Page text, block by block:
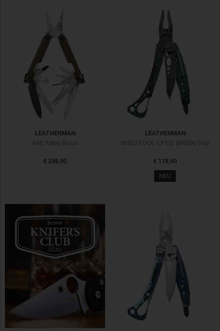
LEATHERMAN
ARC Talos Braun
€ 298,90
LEATHERMAN
SKELETOOL CX OD GREEN Grün
€ 118,90
NEU